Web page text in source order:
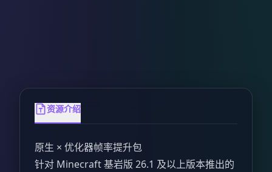
资源介绍
原生 × 优化器帧率提升包
针对 Minecraft 基岩版 26.1 及以上版本推出的